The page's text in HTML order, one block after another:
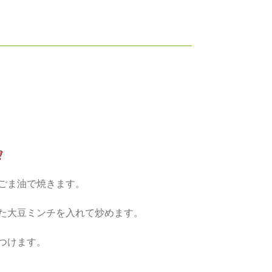
油で焼きます。
豆ミンチを入れて炒めます。
ます。